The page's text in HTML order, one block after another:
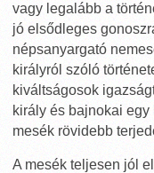
vagy legalább a
jó elsődleges
népsanyargató
királyról szóló
kiváltságosok
király és bajnokai
mesék rövidebb
A mesék teljesen jól